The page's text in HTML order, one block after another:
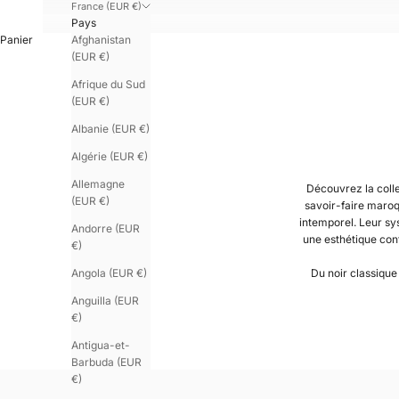
France (EUR €)
Pays
Afghanistan
(EUR €)
Afrique du Sud
(EUR €)
Albanie (EUR €)
Algérie (EUR €)
Allemagne
(EUR €)
Andorre (EUR
€)
Angola (EUR €)
Anguilla (EUR
€)
Antigua-et-
Barbuda (EUR
€)
Panier
Découvrez la
savoir-faire
intemporel. Leur
une esthétique
Du noir